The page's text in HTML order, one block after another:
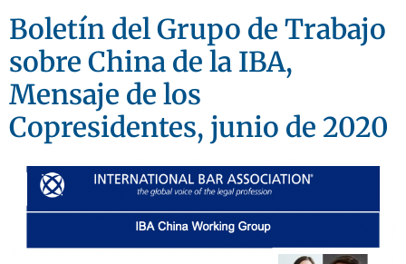
Boletín del Grupo de Trabajo
sobre China de la IBA,
Mensaje de los
Copresidentes, junio de 2020